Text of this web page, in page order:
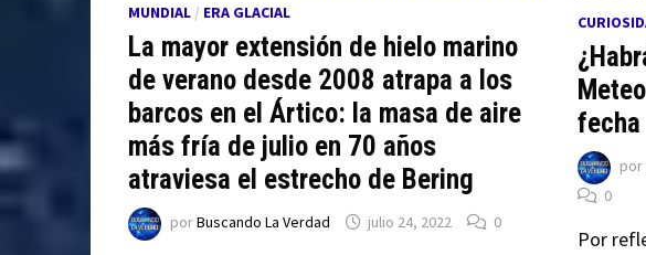
MUNDIAL/ ERA GLACIAL
La mayor extensión de hielo marino
de verano desde 2008 atrapa a los
barcos en el Ártico: la masa de aire
más fría de julio en 70 años
atraviesa el estrecho de Bering
porBuscando La Verdad julio 24, 2022 0
fecha
por
0
Por